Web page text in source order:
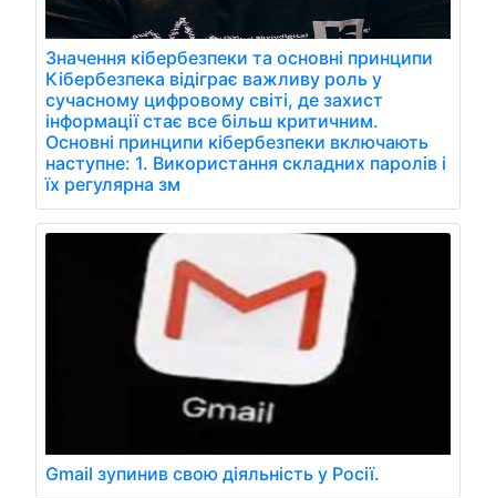
Значення кібербезпеки та основні принципи
Кібербезпека відіграє важливу роль у
сучасному цифровому світі, де захист
інформації стає все більш критичним.
Основні принципи кібербезпеки включають
наступне: 1. Використання складних паролів і
їх регулярна зм
Gmail зупинив свою діяльність у Росії.